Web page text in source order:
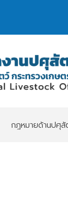
กฎหมายด้านปศุสั